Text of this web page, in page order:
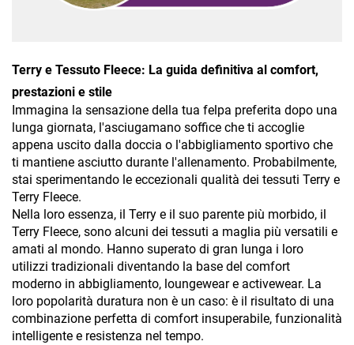
Terry e Tessuto Fleece: La guida definitiva al comfort,
prestazioni e stile
Immagina la sensazione della tua felpa preferita dopo una
lunga giornata, l'asciugamano soffice che ti accoglie
appena uscito dalla doccia o l'abbigliamento sportivo che
ti mantiene asciutto durante l'allenamento. Probabilmente,
stai sperimentando le eccezionali qualità dei tessuti Terry e
Terry Fleece.
Nella loro essenza, il Terry e il suo parente più morbido, il
Terry Fleece, sono alcuni dei tessuti a maglia più versatili e
amati al mondo. Hanno superato di gran lunga i loro
utilizzi tradizionali diventando la base del comfort
moderno in abbigliamento, loungewear e activewear. La
loro popolarità duratura non è un caso: è il risultato di una
combinazione perfetta di comfort insuperabile, funzionalità
intelligente e resistenza nel tempo.